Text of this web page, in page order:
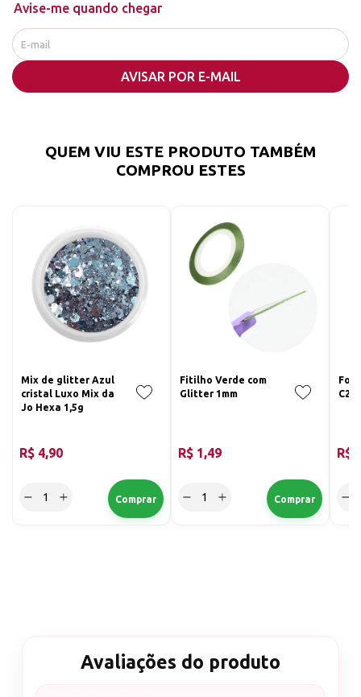
Avise-me quando chegar
AVISAR POR E-MAIL
QUEM VIU ESTE PRODUTO TAMBÉM
COMPROU ESTES
Mix de glitter Azul
cristal Luxo Mix da
Jo Hexa 1,5g
R$ 4,90
Fitilho Verde com
Glitter 1mm
R$ 1,49
Foil
C2 -
R$
Avaliações do produto